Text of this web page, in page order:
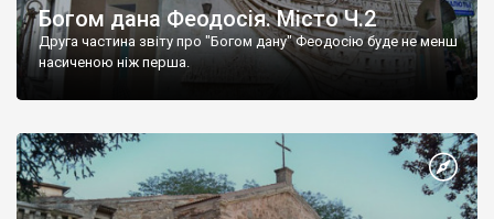
Богом дана Феодосія. Місто Ч.2
Друга частина звіту про "Богом дану" Феодосію буде не менш
насиченою ніж перша.